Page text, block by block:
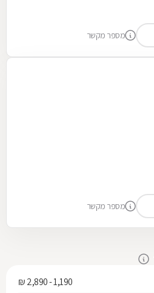
מספר מקשר
מספר מקשר
1,190 - 2,890 ₪